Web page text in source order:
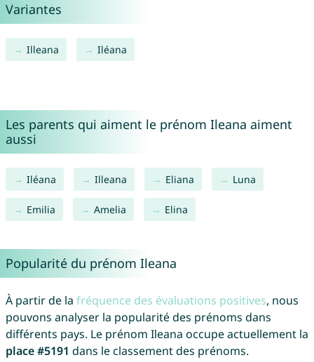
Variantes
Illeana Iléana
Les parents qui aiment le prénom Ileana aiment
aussi
Iléana Illeana Eliana Luna
Emilia Amelia Elina
Popularité du prénom Ileana
À partir de la fréquence des évaluations positives, nous
pouvons analyser la popularité des prénoms dans
différents pays. Le prénom Ileana occupe actuellement la
place #5191 dans le classement des prénoms.